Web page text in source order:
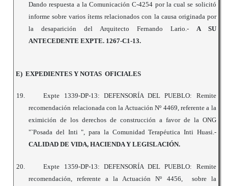
Dando respuesta a la Comunicación C-4254 por la cual se solicitó
informe sobre varios ítems relacionados con la causa originada por
la desaparición del Arquitecto Fernando Lario.- A SU
ANTECEDENTE EXPTE. 1267-C1-13.
E) EXPEDIENTES Y NOTAS OFICIALES
19.
Expte 1339-DP-13: DEFENSORÍA DEL PUEBLO: Remite
recomendación relacionada con la Actuación Nº 4469, referente a la
eximición de los derechos de construcción a favor de la ONG
"`Posada del Inti ", para la Comunidad Terapéutica Inti Huasi.-
CALIDAD DE VIDA, HACIENDA Y LEGISLACIÓN.
20.
Expte 1359-DP-13: DEFENSORÍA DEL PUEBLO: Remite
recomendación, referente a la Actuación Nº 4456, sobre la